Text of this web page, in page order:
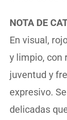
NOTA DE
En visual,
y limpio, con
juventud y
expresivo.
delicadas